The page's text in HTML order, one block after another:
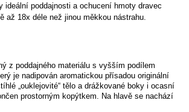
ideální poddajnosti a ochucení hmoty dravec
až 18x déle než jinou měkkou nástrahu.
z poddajného materiálu s vyšším podílem
je nadipován aromatickou přísadou originální
„ouklejovité“ tělo a drážkované boky i ocasní
prostorným kopýtkem. Na hlavě se nachází